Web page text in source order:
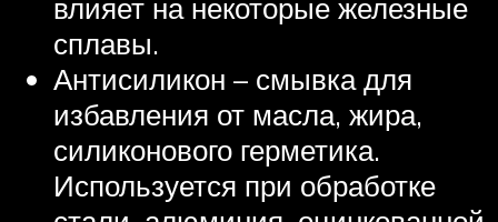
влияет на некоторые железные
сплавы.
Антисиликон – смывка для
избавления от масла, жира,
силиконового герметика.
Используется при обработке